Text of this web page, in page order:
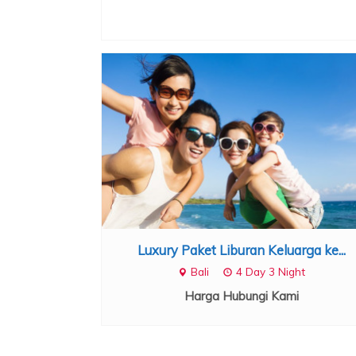
Luxury Paket Liburan Keluarga ke...
Bali 4 Day 3 Night
Harga Hubungi Kami